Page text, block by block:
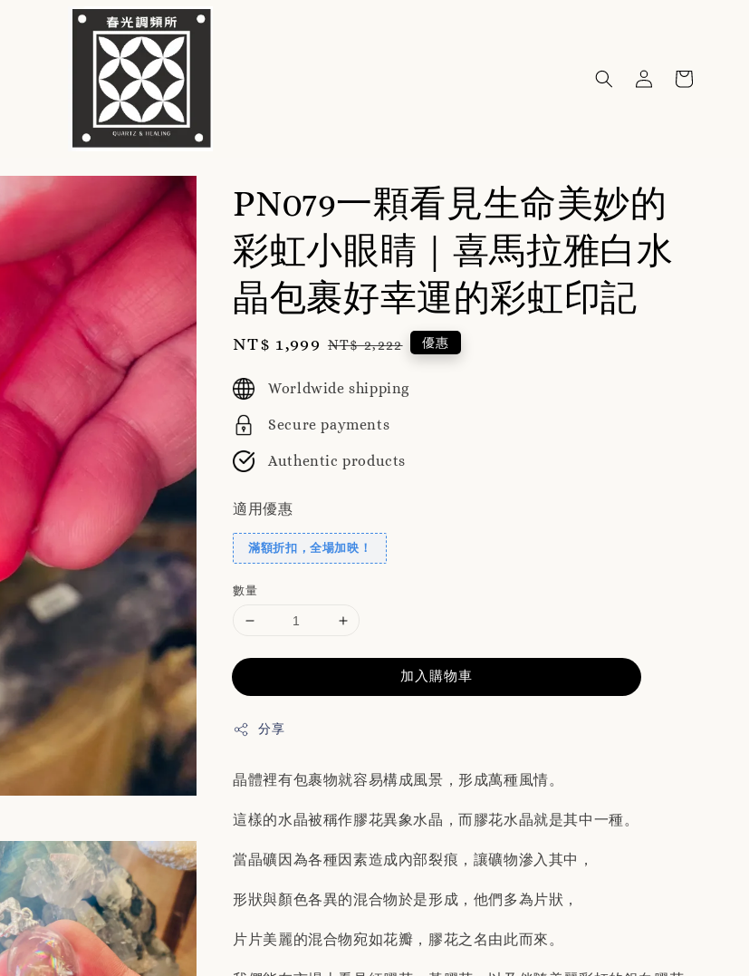
PN079一顆看見生命美妙的
彩虹小眼睛｜喜馬拉雅白水
晶包裹好幸運的彩虹印記
Sale
NT$ 1,999 Regular
NT$ 2,222 優惠
Worldwide shipping
Secure payments
Authentic products
適用優惠
滿額折扣，全場加映！
數量
加入購物車
分享
晶體裡有包裹物就容易構成風景，形成萬種風情。
這樣的水晶被稱作膠花異象水晶，而膠花水晶就是其中一種。
當晶礦因為各種因素造成內部裂痕，讓礦物滲入其中，
形狀與顏色各異的混合物於是形成，他們多為片狀，
片片美麗的混合物宛如花瓣，膠花之名由此而來。